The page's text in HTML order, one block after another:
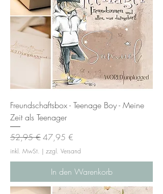
Freundschaftsbox - Teenage Boy - Meine
Zeit als Teenager
Standardpreis
52,95 €Sale-Preis
47,95 €
inkl. MwSt. | zzgl. Versand
In den Warenkorb